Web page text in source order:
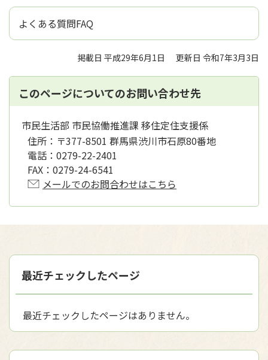
よくある質問FAQ
掲載日 平成29年6月1日 更新日 令和7年3月3日
このページについてのお問い合わせ先
市民生活部 市民協働推進課 移住定住支援係
住所： 〒377-8501 群馬県渋川市石原80番地
電話： 0279-22-2401
FAX： 0279-24-6541
メールでのお問合わせはこちら
最近チェックしたページ
最近チェックしたページはありません。